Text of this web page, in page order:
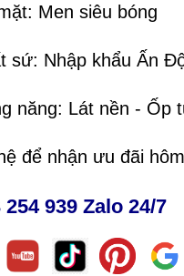
Men siêu bóng
sứ: Nhập khẩu Ấn
năng: Lát nền - Ốp
để nhận ưu đãi
254 939 Zalo 24/7